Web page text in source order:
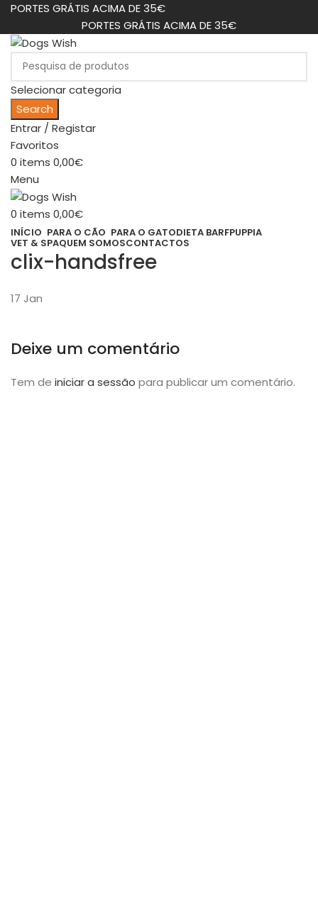
PORTES GRÁTIS ACIMA DE 35€
PORTES GRÁTIS ACIMA DE 35€
Selecionar categoria
Search
Entrar / Registar
Favoritos
0 items 0,00€
Menu
0 items 0,00€
INÍCIO PARA O CÃO PARA O GATODIETA BARFPUPPIA
VET & SPAQUEM SOMOSCONTACTOS
clix-handsfree
17 Jan
Deixe um comentário
Tem de iniciar a sessão para publicar um comentário.